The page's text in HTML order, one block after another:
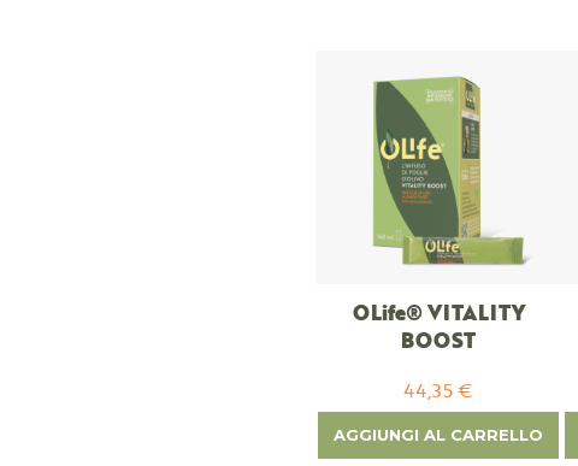
OLife® VITALITY
BOOST
44,35 €
AGGIUNGI AL CARRELLO